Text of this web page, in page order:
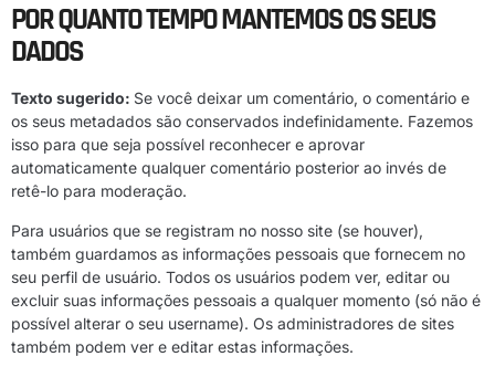
POR QUANTO TEMPO MANTEMOS OS SEUS
DADOS
Texto sugerido: Se você deixar um comentário, o comentário e
os seus metadados são conservados indefinidamente. Fazemos
isso para que seja possível reconhecer e aprovar
automaticamente qualquer comentário posterior ao invés de
retê-lo para moderação.
Para usuários que se registram no nosso site (se houver),
também guardamos as informações pessoais que fornecem no
seu perfil de usuário. Todos os usuários podem ver, editar ou
excluir suas informações pessoais a qualquer momento (só não é
possível alterar o seu username). Os administradores de sites
também podem ver e editar estas informações.